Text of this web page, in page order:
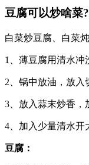
豆腐可以炒啥菜?
白菜炒豆腐、白菜
1、薄豆腐用清水冲
2、锅中放油，放入
3、放入蒜末炒香，
4、加入少量清水开
豆腐：